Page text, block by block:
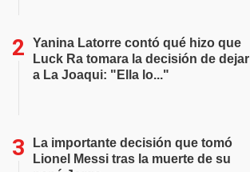
Yanina Latorre contó qué hizo que
Luck Ra tomara la decisión de dejar
a La Joaqui: "Ella lo..."
La importante decisión que tomó
Lionel Messi tras la muerte de su